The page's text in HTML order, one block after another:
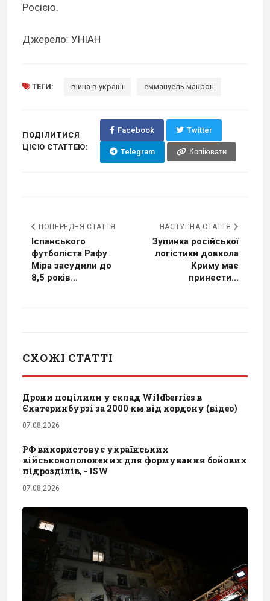
Росією.
Джерело: УНІАН
ТЕГИ: війна в україні еммануель макрон
ПОДІЛИТИСЯ
ЦІЄЮ СТАТТЕЮ:
Facebook Twitter
Telegram Копіювати
ПОПЕРЕДНЯ СТАТТЯ
Іспанського
футболіста Рафу
Міра засудили до
8,5 років...
НАСТУПНА СТАТТЯ
Зупинка російської
логістики довкола
Криму має
принести...
СХОЖІ СТАТТІ
Дрони поцілили у склад Wildberries в
Єкатеринбурзі за 2000 км від кордону (відео)
07.08.2026
РФ використовує українських
військовополонених для формування бойових
підрозділів, - ISW
07.08.2026